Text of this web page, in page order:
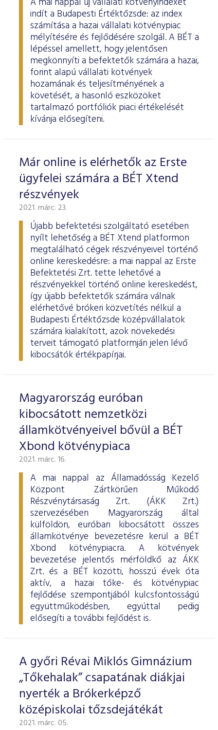
indít a Budapesti Értéktőzsde: az index
számítása a hazai vállalati kötvénypiac
mélyítésére és fejlődésére szolgál. A BÉT a
lépéssel amellett, hogy jelentősen
megkönnyíti a befektetők számára a hazai,
forint alapú vállalati kötvények
hozamának és teljesítményének a
követését, a hasonló eszközöket
tartalmazó portfóliók piaci értékelését
kívánja elősegíteni.
Már online is elérhetők az Erste
ügyfelei számára a BÉT Xtend
részvények
2021. márc. 23.
Újabb befektetési szolgáltató esetében
nyílt lehetőség a BÉT Xtend platformon
megtalálható cégek részvényeivel történő
online kereskedésre: a mai nappal az Erste
Befektetési Zrt. tette lehetővé a
részvényekkel történő online kereskedést,
így újabb befektetők számára válnak
elérhetővé brókeri közvetítés nélkül a
Budapesti Értéktőzsde középvállalatok
számára kialakított, azok növekedési
terveit támogató platformján jelen lévő
kibocsátók értékpapírjai.
Magyarország euróban
kibocsátott nemzetközi
államkötvényeivel bővül a BÉT
Xbond kötvénypiaca
2021. márc. 16.
A mai nappal az Államadósság Kezelő
Központ Zártkörűen Működő
Részvénytársaság Zrt. (ÁKK Zrt.)
szervezésében Magyarország által
külföldön, euróban kibocsátott összes
államkötvénye bevezetésre kerül a BÉT
Xbond kötvénypiacra. A kötvények
bevezetése jelentős mérföldkő az ÁKK
Zrt. és a BÉT közötti, hosszú évek óta
aktív, a hazai tőke- és kötvénypiac
fejlődése szempontjából kulcsfontosságú
együttműködésben, egyúttal pedig
elősegíti a további fejlődést is.
A győri Révai Miklós Gimnázium
„Tőkehalak” csapatának diákjai
nyerték a Brókerképző
középiskolai tőzsdejátékát
2021. márc. 05.